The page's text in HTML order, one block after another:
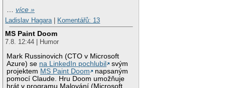
…více »
Ladislav Hagara| Komentářů: 13
MS Paint Doom
7.8. 12:44 | Humor
Mark Russinovich (CTO v Microsoft
Azure) se na LinkedIn pochlubil
svým
projektem MS Paint Doom
napsaným
pomocí Claude. Hru Doom umožňuje
hrát v programu Malování (Microsoft